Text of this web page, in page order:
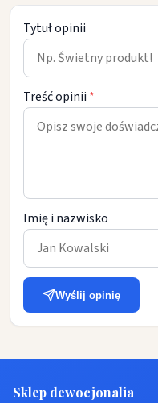
Tytuł opinii
Treść opinii *
Imię i nazwisko
Wyślij opinię
Sklep dewocjonalia